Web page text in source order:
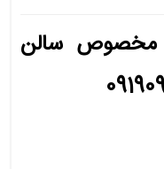
320 هزار مخصوص سالن